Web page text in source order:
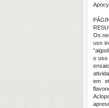
Os
uso
o uso
em